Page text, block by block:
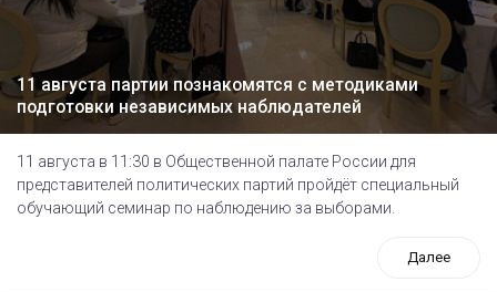
11 августа партии познакомятся с методиками
подготовки независимых наблюдателей
11 августа в 11:30 в Общественной палате России для
представителей политических партий пройдёт специальный
обучающий семинар по наблюдению за выборами.
Далее